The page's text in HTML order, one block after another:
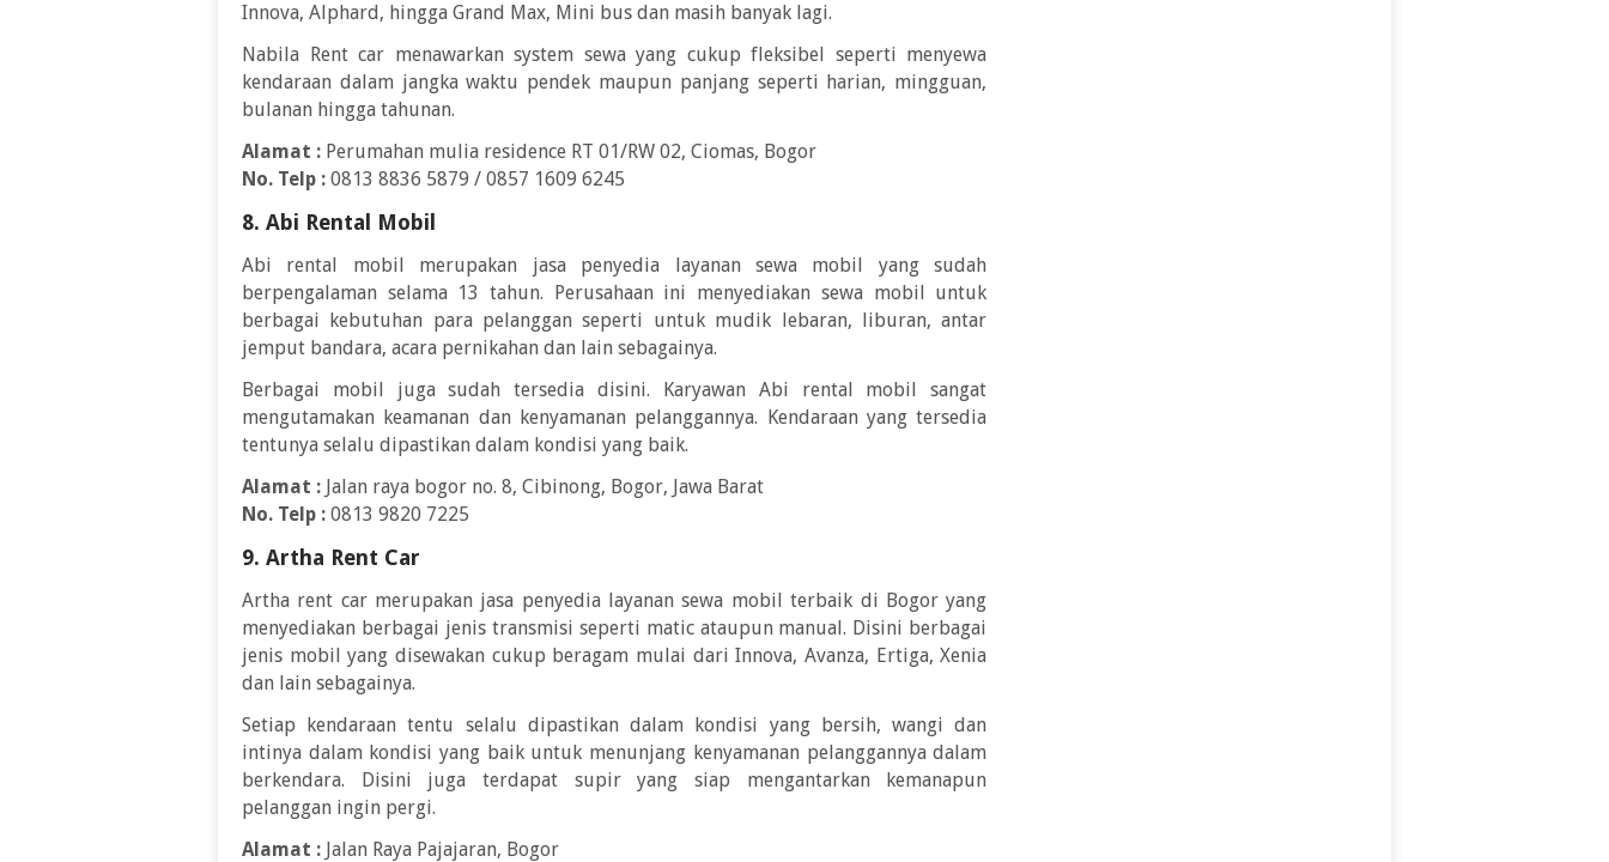
Innova, Alphard, hingga Grand Max, Mini bus dan masih banyak lagi.
Nabila Rent car menawarkan system sewa yang cukup fleksibel seperti menyewa
kendaraan dalam jangka waktu pendek maupun panjang seperti harian, mingguan,
bulanan hingga tahunan.
Alamat : Perumahan mulia residence RT 01/RW 02, Ciomas, Bogor
No. Telp : 0813 8836 5879 / 0857 1609 6245
8. Abi Rental Mobil
Abi rental mobil merupakan jasa penyedia layanan sewa mobil yang sudah
berpengalaman selama 13 tahun. Perusahaan ini menyediakan sewa mobil untuk
berbagai kebutuhan para pelanggan seperti untuk mudik lebaran, liburan, antar
jemput bandara, acara pernikahan dan lain sebagainya.
Berbagai mobil juga sudah tersedia disini. Karyawan Abi rental mobil sangat
mengutamakan keamanan dan kenyamanan pelanggannya. Kendaraan yang tersedia
tentunya selalu dipastikan dalam kondisi yang baik.
Alamat : Jalan raya bogor no. 8, Cibinong, Bogor, Jawa Barat
No. Telp : 0813 9820 7225
9. Artha Rent Car
Artha rent car merupakan jasa penyedia layanan sewa mobil terbaik di Bogor yang
menyediakan berbagai jenis transmisi seperti matic ataupun manual. Disini berbagai
jenis mobil yang disewakan cukup beragam mulai dari Innova, Avanza, Ertiga, Xenia
dan lain sebagainya.
Setiap kendaraan tentu selalu dipastikan dalam kondisi yang bersih, wangi dan
intinya dalam kondisi yang baik untuk menunjang kenyamanan pelanggannya dalam
berkendara. Disini juga terdapat supir yang siap mengantarkan kemanapun
pelanggan ingin pergi.
Alamat : Jalan Raya Pajajaran, Bogor